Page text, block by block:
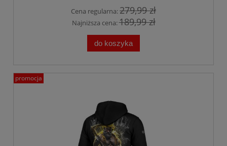
Cena regularna:279,99 zł
Najniższa cena:189,99 zł
do koszyka
promocja